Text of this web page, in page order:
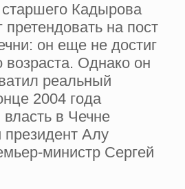
старшего Кадырова
претендовать на пост
он еще не достиг
возраста. Однако он
реальный
2004 года
в Чечне
президент Алу
министр Сергей